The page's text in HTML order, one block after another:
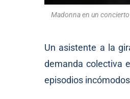
Madonna en un concierto
Un asistente a la
demanda colectiva
episodios